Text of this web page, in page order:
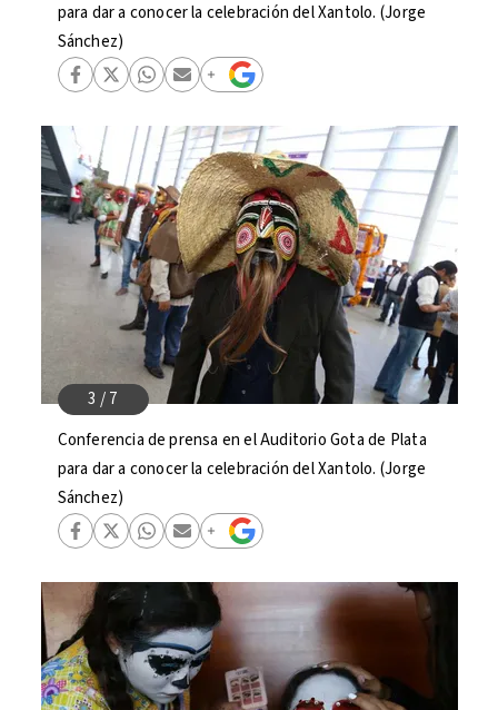
para dar a conocer la celebración del Xantolo. (Jorge
Sánchez)
Conferencia de prensa en el Auditorio Gota de Plata
para dar a conocer la celebración del Xantolo. (Jorge
Sánchez)